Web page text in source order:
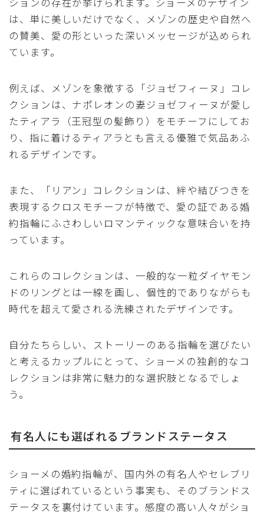
は、単に美しいだけでなく、メゾンの歴史や自然へ
の賛美、愛の形といった深いメッセージが込められ
ています。
例えば、メゾンを象徴する「ジョゼフィーヌ」コレ
クションは、ナポレオンの妻ジョゼフィーヌが愛し
たティアラ（王冠型の髪飾り）をモチーフにしてお
り、指に着けるティアラとも言える優雅で気品あふ
れるデザインです。
また、「リアン」コレクションは、絆や結びつきを
表現するクロスモチーフが特徴で、愛の証である婚
約指輪にふさわしいロマンティックな意味合いを持
っています。
これらのコレクションは、一般的な一粒ダイヤモン
ドのリングとは一線を画し、個性的でありながらも
時代を超えて愛される洗練されたデザインです。
自分たちらしい、ストーリーのある指輪を選びたい
と考えるカップルにとって、ショーメの独創的なコ
レクションは非常に魅力的な選択肢となるでしょ
う。
有名人にも選ばれるブランドステータス
ショーメの婚約指輪が、国内外の有名人やセレブリ
ティに選ばれているという事実も、そのブランドス
テータスを裏付けています。感度の高い人々がショ